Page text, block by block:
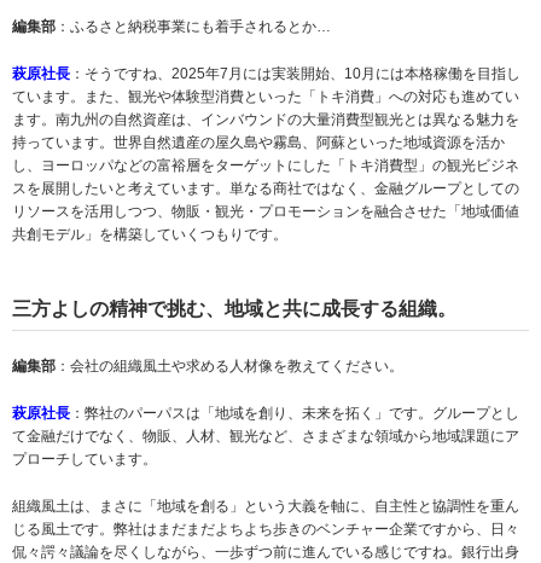
編集部 ：ふるさと納税事業にも着手されるとか…
萩原社長 ：そうですね、2025年7月には実装開始、10月には本格稼働を目指し
ています。また、観光や体験型消費といった「トキ消費」への対応も進めてい
ます。南九州の自然資産は、インバウンドの大量消費型観光とは異なる魅力を
持っています。世界自然遺産の屋久島や霧島、阿蘇といった地域資源を活か
し、ヨーロッパなどの富裕層をターゲットにした「トキ消費型」の観光ビジネ
スを展開したいと考えています。単なる商社ではなく、金融グループとしての
リソースを活用しつつ、物販・観光・プロモーションを融合させた「地域価値
共創モデル」を構築していくつもりです。
三方よしの精神で挑む、地域と共に成長する組織。
編集部 ：会社の組織風土や求める人材像を教えてください。
萩原社長 ：弊社のパーパスは「地域を創り、未来を拓く」です。グループとし
て金融だけでなく、物販、人材、観光など、さまざまな領域から地域課題にア
プローチしています。
組織風土は、まさに「地域を創る」という大義を軸に、自主性と協調性を重ん
じる風土です。弊社はまだまだよちよち歩きのベンチャー企業ですから、日々
侃々諤々議論を尽くしながら、一歩ずつ前に進んでいる感じですね。銀行出身